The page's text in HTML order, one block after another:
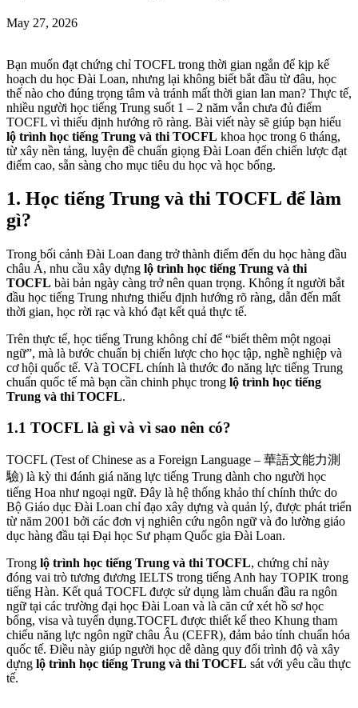
May 27, 2026
Bạn muốn đạt chứng chỉ TOCFL trong thời gian ngắn để kịp kế
hoạch du học Đài Loan, nhưng lại không biết bắt đầu từ đâu, học
thế nào cho đúng trọng tâm và tránh mất thời gian lan man? Thực tế,
nhiều người học tiếng Trung suốt 1 – 2 năm vẫn chưa đủ điểm
TOCFL vì thiếu định hướng rõ ràng. Bài viết này sẽ giúp bạn hiểu
lộ trình học tiếng Trung và thi TOCFL khoa học trong 6 tháng,
từ xây nền tảng, luyện đề chuẩn giọng Đài Loan đến chiến lược đạt
điểm cao, sẵn sàng cho mục tiêu du học và học bổng.
1. Học tiếng Trung và thi TOCFL để làm
gì?
Trong bối cảnh Đài Loan đang trở thành điểm đến du học hàng đầu
châu Á, nhu cầu xây dựng lộ trình học tiếng Trung và thi
TOCFL bài bản ngày càng trở nên quan trọng. Không ít người bắt
đầu học tiếng Trung nhưng thiếu định hướng rõ ràng, dẫn đến mất
thời gian, học rời rạc và khó đạt kết quả thực tế.
Trên thực tế, học tiếng Trung không chỉ để “biết thêm một ngoại
ngữ”, mà là bước chuẩn bị chiến lược cho học tập, nghề nghiệp và
cơ hội quốc tế. Và TOCFL chính là thước đo năng lực tiếng Trung
chuẩn quốc tế mà bạn cần chinh phục trong lộ trình học tiếng
Trung và thi TOCFL.
1.1 TOCFL là gì và vì sao nên có?
TOCFL (Test of Chinese as a Foreign Language – 華語文能力測
驗) là kỳ thi đánh giá năng lực tiếng Trung dành cho người học
tiếng Hoa như ngoại ngữ. Đây là hệ thống khảo thí chính thức do
Bộ Giáo dục Đài Loan chỉ đạo xây dựng và quản lý, được phát triển
từ năm 2001 bởi các đơn vị nghiên cứu ngôn ngữ và đo lường giáo
dục hàng đầu tại Đại học Sư phạm Quốc gia Đài Loan.
Trong lộ trình học tiếng Trung và thi TOCFL, chứng chỉ này
đóng vai trò tương đương IELTS trong tiếng Anh hay TOPIK trong
tiếng Hàn. Kết quả TOCFL được sử dụng làm chuẩn đầu ra ngôn
ngữ tại các trường đại học Đài Loan và là căn cứ xét hồ sơ học
bổng, visa và tuyển dụng.TOCFL được thiết kế theo Khung tham
chiếu năng lực ngôn ngữ châu Âu (CEFR), đảm bảo tính chuẩn hóa
quốc tế. Điều này giúp người học dễ dàng quy đổi trình độ và xây
dựng lộ trình học tiếng Trung và thi TOCFL sát với yêu cầu thực
tế.